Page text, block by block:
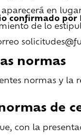
aparecerá en
confirmado por
de lo
normas
normas y la
de
con la